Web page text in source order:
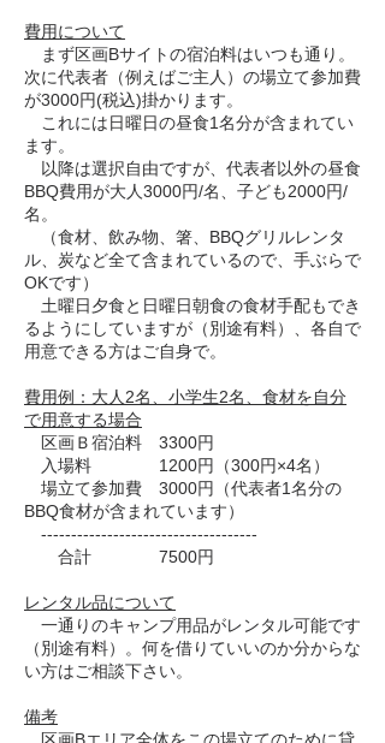
費用について
まず区画Bサイトの宿泊料はいつも通り。
次に代表者（例えばご主人）の場立て参加費
が3000円(税込)掛かります。
これには日曜日の昼食1名分が含まれてい
ます。
以降は選択自由ですが、代表者以外の昼食
BBQ費用が大人3000円/名、子ども2000円/
名。
（食材、飲み物、箸、BBQグリルレンタ
ル、炭など全て含まれているので、手ぶらで
OKです）
土曜日夕食と日曜日朝食の食材手配もでき
るようにしていますが（別途有料）、各自で
用意できる方はご自身で。
費用例：大人2名、小学生2名、食材を自分
で用意する場合
区画Ｂ宿泊料 3300円
入場料 1200円（300円×4名）
場立て参加費 3000円（代表者1名分の
BBQ食材が含まれています）
------------------------------------
合計 7500円
レンタル品について
一通りのキャンプ用品がレンタル可能です
（別途有料）。何を借りていいのか分からな
い方はご相談下さい。
備考